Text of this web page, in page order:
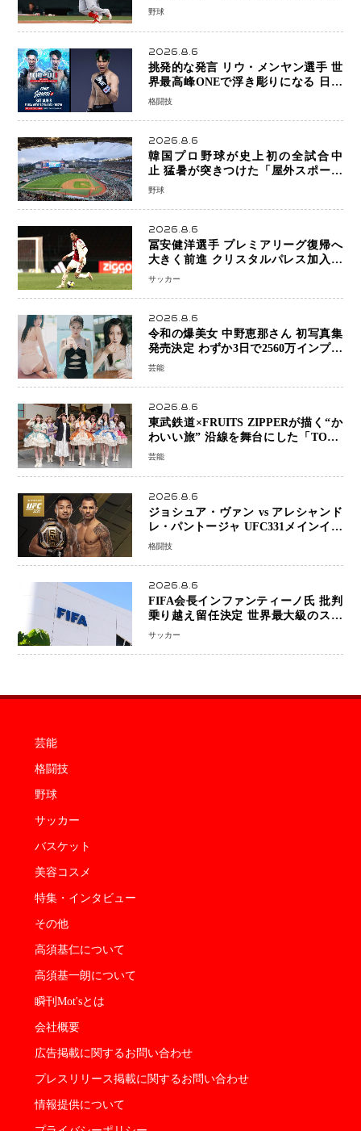
笑顔で歓喜
野球
2026.8.6
挑発的な発言 リウ・メンヤン選手 世
界最高峰ONEで浮き彫りになる 日本
キックボクシングが直面する“技術
格闘技
2026.8.6
韓国プロ野球が史上初の全試合中
止 猛暑が突きつけた「屋外スポーツ
の限界」 日本発のドーム型施設時代
野球
2026.8.6
冨安健洋選手 プレミアリーグ復帰へ
大きく前進 クリスタルパレス加入目
前 メディカルチェックも通過
サッカー
2026.8.6
令和の爆美女 中野恵那さん 初写真集
発売決定 わずか3日で2560万インプレ
ッションを記録した話題の美貌を凝縮
芸能
2026.8.6
東武鉄道×FRUITS ZIPPERが描く“か
わいい旅” 沿線を舞台にした「TOBU
KAWAII PROJECT」が開幕
芸能
2026.8.6
ジョシュア・ヴァン vs アレシャンド
レ・パントージャ UFC331メインイベ
ントで再戦決定 「完全決着」に世界
王座挑戦は再び遠のく
格闘技
2026.8.6
FIFA会長インファンティーノ氏 批判
乗り越え留任決定 世界最大級のスポ
ーツ組織を支える「権威」は揺るがず
サッカー
芸能
格闘技
野球
サッカー
バスケット
美容コスメ
特集・インタビュー
その他
高須基仁について
高須基一朗について
瞬刊Mot'sとは
会社概要
広告掲載に関するお問い合わせ
プレスリリース掲載に関するお問い合わせ
情報提供について